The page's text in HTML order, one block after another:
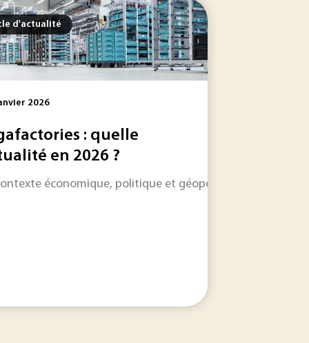
encore à l’état de recherche, se base sur des
les informations qui feront l'actualité industrielle dans
d'actualité
2026
: quelle
en 2026 ?
économique, politique et géopolitique a beau